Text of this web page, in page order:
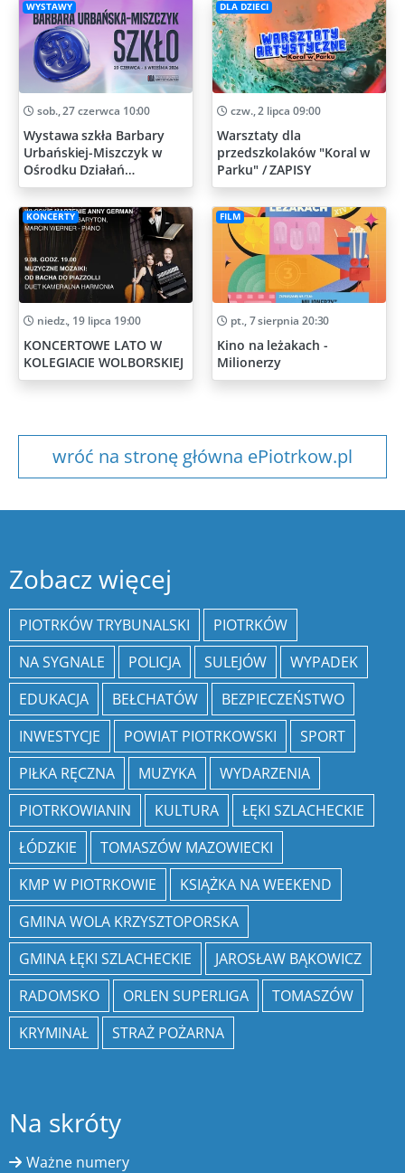
WYSTAWY
sob., 27 czerwca 10:00
Wystawa szkła Barbary
Urbańskiej-Miszczyk w
Ośrodku Działań
Artystycznych
DLA DZIECI
czw., 2 lipca 09:00
Warsztaty dla
przedszkolaków "Koral w
Parku" / ZAPISY
KONCERTY
niedz., 19 lipca 19:00
KONCERTOWE LATO W
KOLEGIACIE WOLBORSKIEJ
FILM
pt., 7 sierpnia 20:30
Kino na leżakach -
Milionerzy
wróć na stronę główna ePiotrkow.pl
Zobacz więcej
PIOTRKÓW TRYBUNALSKI
PIOTRKÓW
NA SYGNALE
POLICJA SULEJÓW
WYPADEK
EDUKACJA
BEŁCHATÓW
BEZPIECZEŃSTWO
INWESTYCJE
POWIAT PIOTRKOWSKI
SPORT
PIŁKA RĘCZNA
MUZYKA
WYDARZENIA
PIOTRKOWIANIN
KULTURA
ŁĘKI SZLACHECKIE
ŁÓDZKIE
TOMASZÓW MAZOWIECKI
KMP W PIOTRKOWIE
KSIĄŻKA NA WEEKEND
GMINA WOLA KRZYSZTOPORSKA
GMINA ŁĘKI SZLACHECKIE
JAROSŁAW BĄKOWICZ
RADOMSKO
ORLEN SUPERLIGA
TOMASZÓW
KRYMINAŁ
STRAŻ POŻARNA
Na skróty
Ważne numery